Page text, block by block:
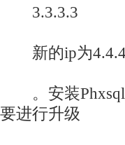
3.3.3.3
新的ip为
。安装Phxsql
要进行升级